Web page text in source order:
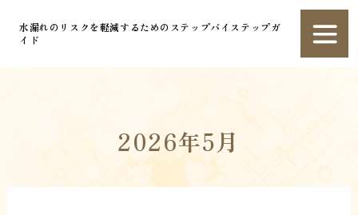
水漏れのリスクを軽減するためのステップバイステップガ
イド
2026年5月